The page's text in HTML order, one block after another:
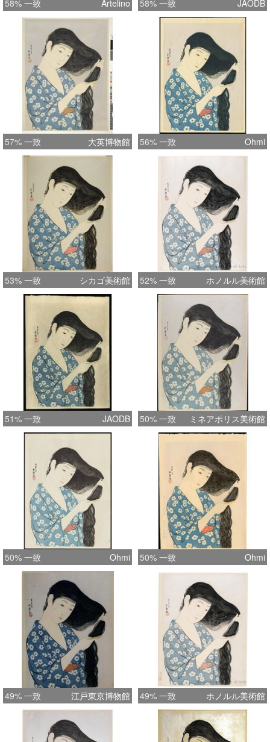
58% 一致 Artelino 58% 一致 JAODB
57% 一致 大英博物館 56% 一致 Ohmi
53% 一致 シカゴ美術館 52% 一致 ホノルル美術館
51% 一致 JAODB 50% 一致 ミネアポリス美術館
50% 一致 Ohmi 50% 一致 Ohmi
49% 一致 江戸東京博物館 49% 一致 ホノルル美術館